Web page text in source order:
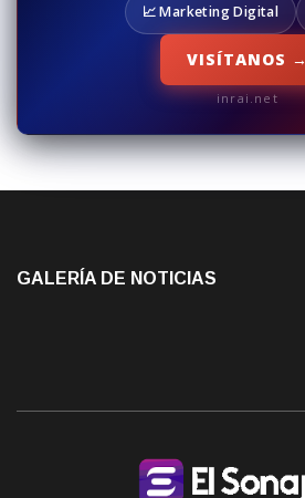
📈 Marketing Digital
VISÍTANOS →
inrai.net
GALERÍA DE NOTICIAS